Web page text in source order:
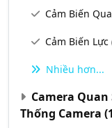
Cảm Biến
Cảm Biến Lực
Nhiều hơn...
Camera Quan
Thống Camera